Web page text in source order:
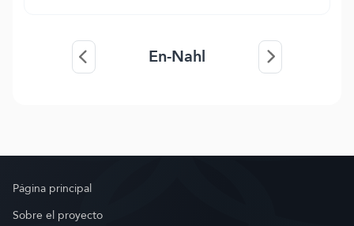
En-Nahl
Página principal
Sobre el proyecto